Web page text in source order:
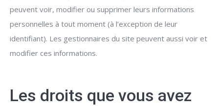
peuvent voir, modifier ou supprimer leurs informations
personnelles à tout moment (à l’exception de leur
identifiant). Les gestionnaires du site peuvent aussi voir et
modifier ces informations.
Les droits que vous avez